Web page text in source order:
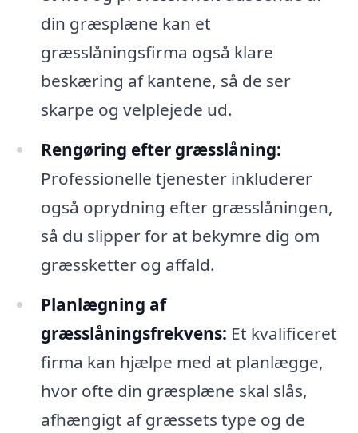
din græsplæne kan et
græsslåningsfirma også klare
beskæring af kantene, så de ser
skarpe og velplejede ud.
Rengøring efter græsslåning:
Professionelle tjenester inkluderer
også oprydning efter græsslåningen,
så du slipper for at bekymre dig om
græssketter og affald.
Planlægning af
græsslåningsfrekvens: Et kvalificeret
firma kan hjælpe med at planlægge,
hvor ofte din græsplæne skal slås,
afhængigt af græssets type og de